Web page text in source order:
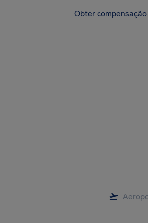
Obter compensação